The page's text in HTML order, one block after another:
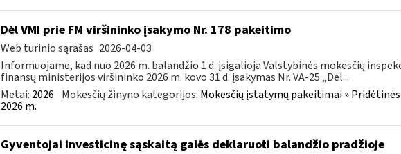
Dėl VMI prie FM viršininko įsakymo Nr. 178 pakeitimo
Web turinio sąrašas 2026-04-03
Informuojame, kad nuo 2026 m. balandžio 1 d. įsigalioja Valstybinės mokesčių
finansų ministerijos viršininko 2026 m. kovo 31 d. įsakymas Nr. VA-25 „Dėl...
Metai: 2026 Mokesčių žinyno kategorijos: Mokesčių įstatymų pakeitimai »
2026 m.
Gyventojai investicinę sąskaitą galės deklaruoti balandžio pradžioje